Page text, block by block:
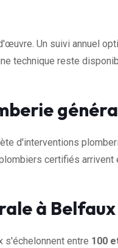
Un suivi annuel
technique reste
d'interventions
certifiés arrivent
à Belfaux
s'échelonnent entre 100